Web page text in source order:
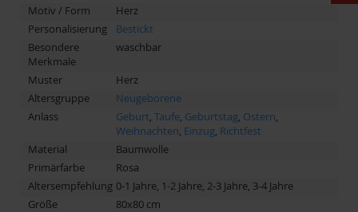
Motiv / Form
Herz
Personalisierung
Bestickt
Besondere
Merkmale
waschbar
Muster
Herz
Altersgruppe
Neugeborene
Anlass
Geburt, Taufe, Geburtstag, Ostern,
Weihnachten, Einzug, Richtfest
Material
Baumwolle
Primärfarbe
Rosa
Altersempfehlung 0-1 Jahre, 1-2 Jahre, 2-3 Jahre, 3-4 Jahre
Größe
80x80 cm